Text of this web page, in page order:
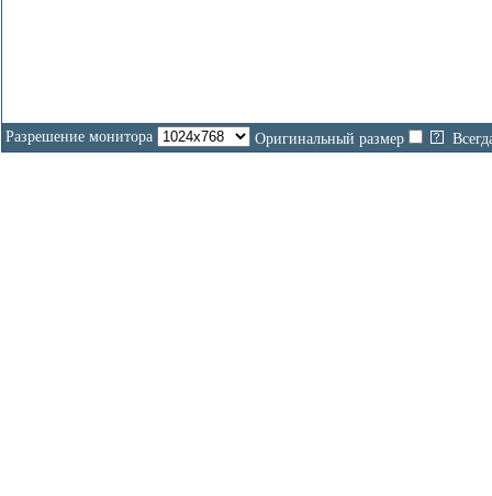
Разрешение монитора Оригинальный размер